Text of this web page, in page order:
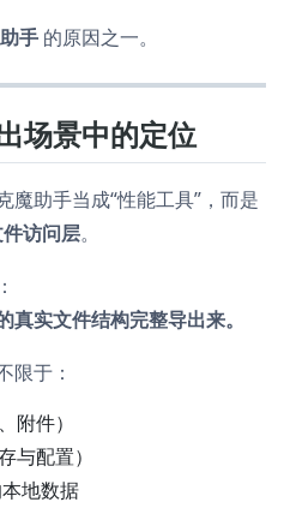
手 的原因之一。
场景中的定位
魔助手当成“性能工具”，而是
访问层。
实文件结构完整导出来。
限于：
附件）
与配置）
地数据